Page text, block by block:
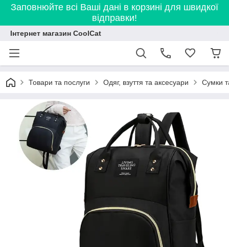
Заповнюйте всі Ваші дані в корзині для швидкої
відправки!
Інтернет магазин CoolCat
Товари та послуги Одяг, взуття та аксесуари Сумки